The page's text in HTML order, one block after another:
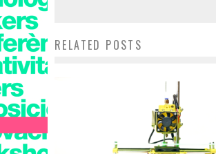
RELATED POSTS